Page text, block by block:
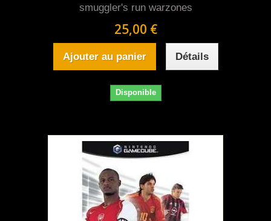
smuggler's run warzones
25,00 €
Ajouter au panier Détails
Disponible